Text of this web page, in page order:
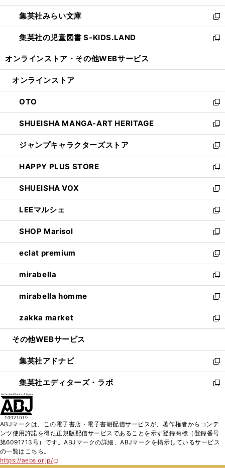
開
く
ウ
で
開
く
ン
ド
ウ
で
ウ
ィ
ン
ド
開
集英社みらい文庫
新
し
い
ン
ウ
で
開
く
集英社の児童図書 S-KIDS.LAND
新
ウ
ン
ド
ウ
で
開
く
オンラインストア・ その他WEBサービス
オンラインストア
OTO
新
し
い
ウ
ィ
ン
ド
ウ
で
開
く
SHUEISHA MANGA-ART HERITAGE
新
し
い
ウ
ィ
ン
ド
ウ
で
開
く
ジャンプキャラクターズストア
新
し
い
ウ
ィ
ン
ド
ウ
で
開
く
HAPPY PLUS STORE
新
し
い
ウ
ィ
ン
ド
ウ
で
開
く
SHUEISHA VOX
新
し
い
ウ
ィ
ン
ド
ウ
で
開
く
LEEマルシェ
新
し
い
ウ
ィ
ン
ド
ウ
で
開
く
SHOP Marisol
新
し
い
ウ
ィ
ン
ド
ウ
で
開
eclat premium
新
し
い
ウ
ィ
ン
ド
ウ
開
く
mirabella
新
し
い
ウ
ィ
ン
ウ
で
開
く
mirabella homme
新
し
い
ウ
ン
ド
ウ
で
zakka market
新
し
ウ
ィ
ン
ド
く
その他WEBサービス
集英社アドナビ
新
し
い
ド
ウ
で
集英社エディターズ・ラボ
新
ィ
ン
ABJマークは、この電子書店・電子書籍配信サービスが、著作権者からコンテ
ンツ使用許諾を得た正規版配信サービスであることを示す登録商標（登録番号
第6091713号）です。ABJマークの詳細、ABJマークを掲示しているサービス
の一覧はこちら。
https://aebs.or.jp/
新